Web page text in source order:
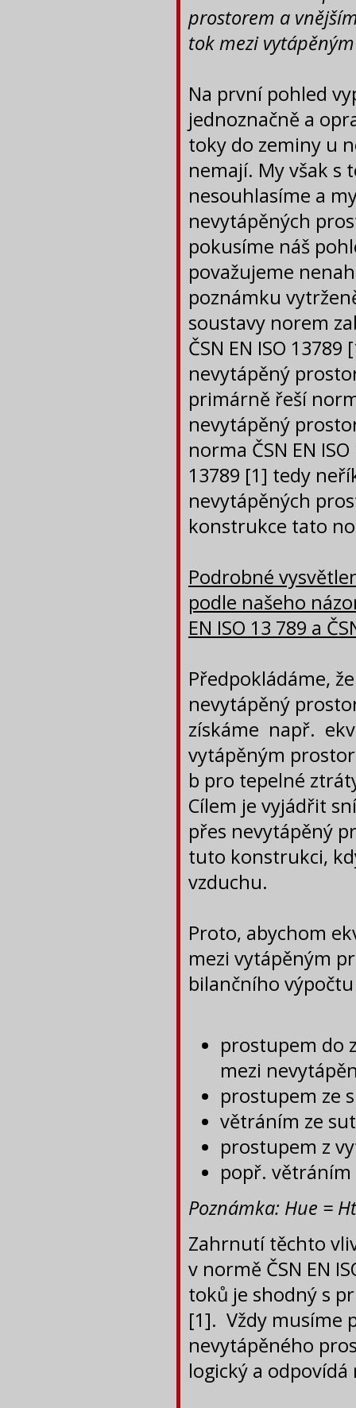
prostorem a
tok mezi
Na první pohled
jednoznačně a
toky do zeminy u
nemají. My však
nesouhlasíme a
nevytápěných
pokusíme náš
považujeme
poznámku
soustavy norem
ČSN EN ISO
nevytápěný
primárně řeší
nevytápěný
norma ČSN EN
13789 [1] tedy
nevytápěných
konstrukce tato
Podrobné
podle našeho
EN ISO 13 789 a
Předpokládáme,
nevytápěný
získáme např.
vytápěným
b pro tepelné
Cílem je vyjádřit
přes nevytápěný
tuto konstrukci,
vzduchu.
Proto, abychom
mezi vytápěným
bilančního
prostupem do
mezi
prostupem ze
větráním ze
prostupem z
popř.
Poznámka: Hue =
Zahrnutí těchto
v normě ČSN EN
toků je shodný s
[1]. Vždy musíme
nevytápěného
logický a